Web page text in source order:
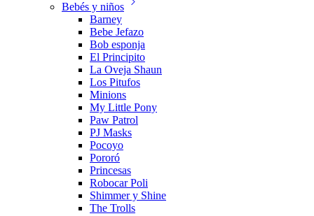
Bebés y niños
Barney
Bebe Jefazo
Bob esponja
El Principito
La Oveja Shaun
Los Pitufos
Minions
My Little Pony
Paw Patrol
PJ Masks
Pocoyo
Pororó
Princesas
Robocar Poli
Shimmer y Shine
The Trolls